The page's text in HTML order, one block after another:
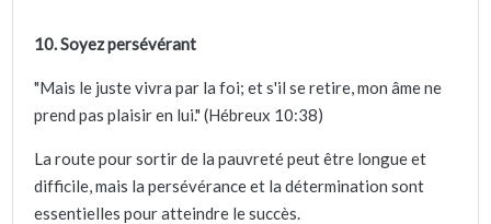
10. Soyez persévérant
"Mais le juste vivra par la foi; et s'il se retire, mon âme ne
prend pas plaisir en lui." (Hébreux 10:38)
La route pour sortir de la pauvreté peut être longue et
difficile, mais la persévérance et la détermination sont
essentielles pour atteindre le succès.